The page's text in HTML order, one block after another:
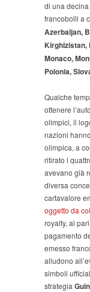
di una
francobolli a
Azerbaijan,
Kirghizistan,
Monaco,
Polonia,
Qualche
ottenere
olimpici, il
nazioni
olimpica, a
ritirato i
avevano già
diversa
cartavalore
oggetto da
royalty, al
pagamento
emesso
alludono
simboli
strategia